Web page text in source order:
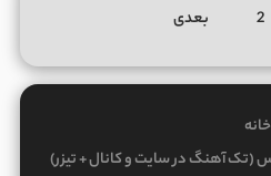
2 بعدی
خانه
آهنگ در سایت و کانال + تیزر)